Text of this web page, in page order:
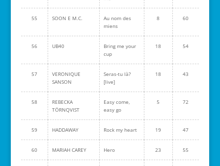
55 SOON E M.C.
Au nom des
miens
8 60
56 UB40
Bring me your
cup
18 54
57
VERONIQUE
SANSON
Seras-tu là?
[live]
18 43
58
REBECKA
TÖRNQVIST
Easy come,
easy go
5 72
59 HADDAWAY Rock my heart 19 47
60 MARIAH CAREY Hero 23 55